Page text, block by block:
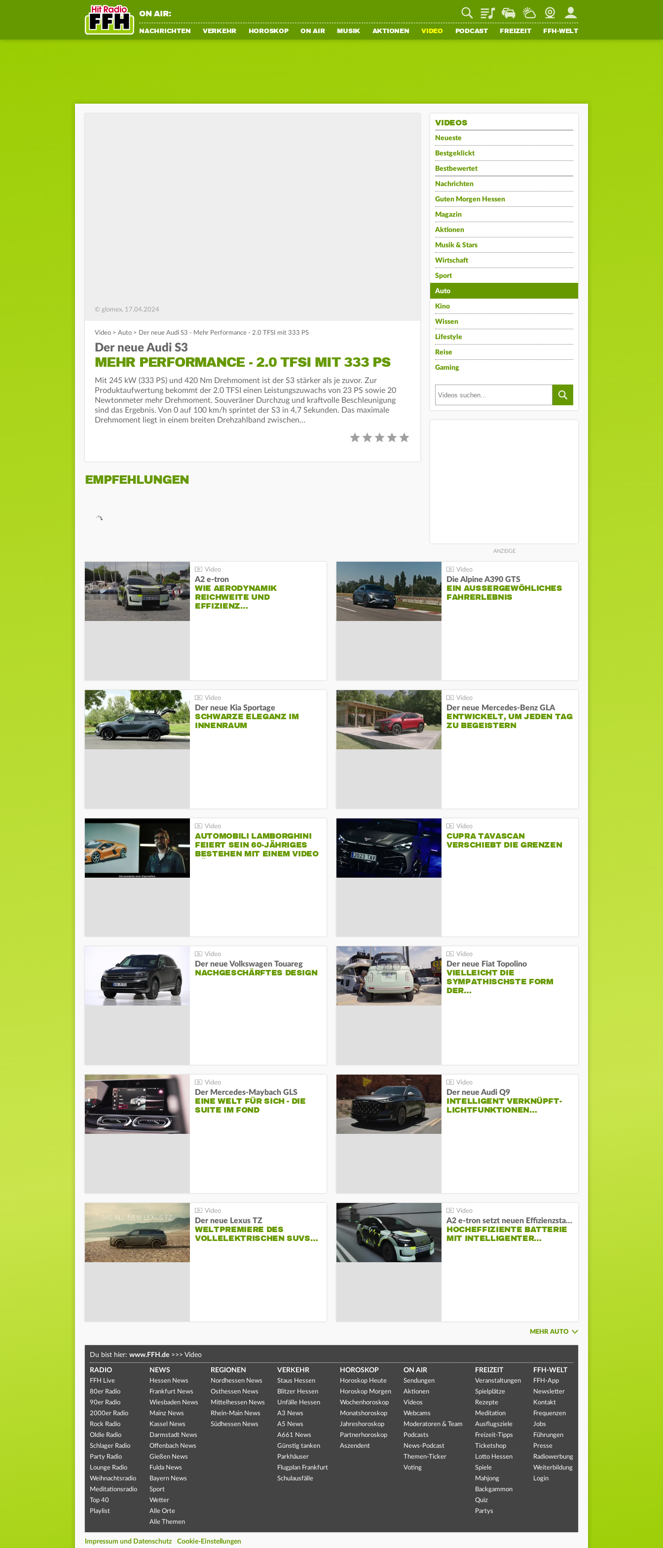
ON AIR: PlaylistStaupilotWetterWebcamMein FFH
NACHRICHTEN VERKEHR HOROSKOP ON AIR MUSIK AKTIONEN VIDEO PODCAST FREIZEIT FFH-WELT
© glomex, 17.04.2024
Video > Auto > Der neue Audi S3 - Mehr Performance - 2.0 TFSI mit 333 PS
Der neue Audi S3
MEHR PERFORMANCE - 2.0 TFSI MIT 333 PS
Mit 245 kW (333 PS) und 420 Nm Drehmoment ist der S3 stärker als je zuvor. Zur
Produktaufwertung bekommt der 2.0 TFSI einen Leistungszuwachs von 23 PS sowie 20
Newtonmeter mehr Drehmoment. Souveräner Durchzug und kraftvolle Beschleunigung
sind das Ergebnis. Von 0 auf 100 km/h sprintet der S3 in 4,7 Sekunden. Das maximale
Drehmoment liegt in einem breiten Drehzahlband zwischen…
EMPFEHLUNGEN
VIDEOS
Neueste
Bestgeklickt
Bestbewertet
Nachrichten
Guten Morgen Hessen
Magazin
Aktionen
Musik & Stars
Wirtschaft
Sport
Auto
Kino
Wissen
Lifestyle
Reise
Gaming
A2 e-tron
WIE AERODYNAMIK
REICHWEITE UND
EFFIZIENZ…
Die Alpine A390 GTS
EIN AUSSERGEWÖHLICHES F
AHRERLEBNIS
Der neue Kia Sportage
SCHWARZE ELEGANZ IM
INNENRAUM
Der neue Mercedes-Benz GLA
ENTWICKELT, UM JEDEN TAG
ZU BEGEISTERN
AUTOMOBILI LAMBORGHINI
FEIERT SEIN 60-JÄHRIGES
BESTEHEN MIT EINEM VIDEO
CUPRA TAVASCAN
VERSCHIEBT DIE GRENZEN
Der neue Volkswagen Touareg
NACHGESCHÄRFTES DESIGN
Der neue Fiat Topolino
VIELLEICHT DIE
SYMPATHISCHSTE FORM
DER…
Der Mercedes‑Maybach GLS
EINE WELT FÜR SICH - DIE
SUITE IM FOND
Der neue Audi Q9
INTELLIGENT VERKNÜPFT-
LICHTFUNKTIONEN…
Der neue Lexus TZ
WELTPREMIERE DES
VOLLELEKTRISCHEN SUVS…
A2 e-tron setzt neuen Effizienzstandard bei Audi
HOCHEFFIZIENTE BATTERIE
MIT INTELLIGENTER…
MEHR AUTO
Du bist hier: www.FFH.de >>> Video
RADIO
FFH Live
80er Radio
90er Radio
2000er Radio
Rock Radio
Oldie Radio
Schlager Radio
Party Radio
Lounge Radio
Weihnachtsradio
Meditationsradio
Top 40
Playlist
NEWS
Hessen News
Frankfurt News
Wiesbaden News
Mainz News
Kassel News
Darmstadt News
Offenbach News
Gießen News
Fulda News
Bayern News
Sport
Wetter
Alle Orte
Alle Themen
REGIONEN
Nordhessen News
Osthessen News
Mittelhessen News
Rhein-Main News
Südhessen News
VERKEHR
Staus Hessen
Blitzer Hessen
Unfälle Hessen
A3 News
A5 News
A661 News
Günstig tanken
Parkhäuser
Flugplan Frankfurt
Schulausfälle
HOROSKOP
Horoskop Heute
Horoskop Morgen
Wochenhoroskop
Monatshoroskop
Jahreshoroskop
Partnerhoroskop
Aszendent
ON AIR
Sendungen
Aktionen
Videos
Webcams
Moderatoren & Team
Podcasts
News-Podcast
Themen-Ticker
Voting
FREIZEIT
Veranstaltungen
Spielplätze
Rezepte
Meditation
Ausflugsziele
Freizeit-Tipps
Ticketshop
Lotto Hessen
Spiele
Mahjong
Backgammon
Quiz
Partys
FFH-WELT
FFH-App
Newsletter
Kontakt
Frequenzen
Jobs
Führungen
Presse
Radiowerbung
Weiterbildung
Login
Impressum und Datenschutz Cookie-Einstellungen